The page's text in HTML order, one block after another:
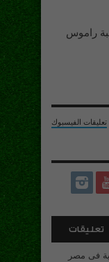
راموس
تعليقات الفيسبوك
تعليقات
فى مصر